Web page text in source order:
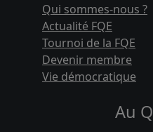
Qui sommes-nous ?
Actualité FQE
Tournoi de la FQE
Devenir membre
Vie démocratique
Au